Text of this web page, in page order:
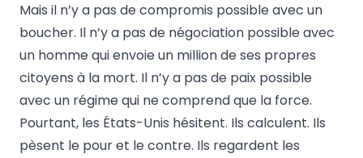
Mais il n’y a pas de compromis possible avec un
boucher. Il n’y a pas de négociation possible avec
un homme qui envoie un million de ses propres
citoyens à la mort. Il n’y a pas de paix possible
avec un régime qui ne comprend que la force.
Pourtant, les États-Unis hésitent. Ils calculent. Ils
pèsent le pour et le contre. Ils regardent les